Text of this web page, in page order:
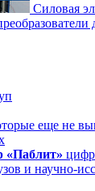
Силовая
еще не
«Паблит»
и научно-